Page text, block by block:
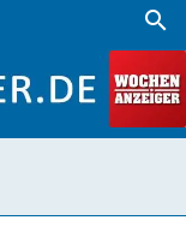
search